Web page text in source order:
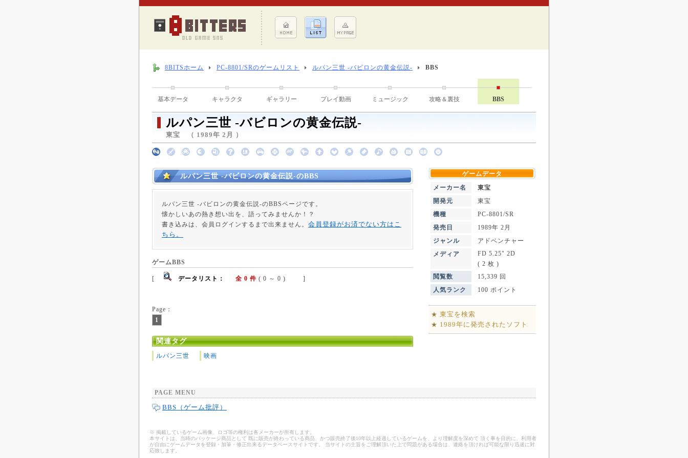
8BITSホーム PC-8801/SRのゲームリスト ルパン三世 -バビロンの黄金伝説- BBS
基本データ キャラクタ ギャラリー プレイ動画 ミュージック 攻略＆裏技 BBS
ルパン三世 -バビロンの黄金伝説-
東宝 （ 1989年 2月 ）
ルパン三世 -バビロンの黄金伝説-のBBS
ルパン三世 -バビロンの黄金伝説-のBBSページです。
懐かしいあの熱き想い出を、語ってみませんか！？
書き込みは、会員ログインするまで出来ません。 会員登録がお済でない方はこ
ちら。
ゲームBBS
[ データリスト： 全 0 件 ( 0 ～ 0 ) ]
Page：
1
関連タグ
ルパン三世 映画
ゲームデータ
メーカー名
東宝
開発元
東宝
機種
PC-8801/SR
発売日
1989年 2月
ジャンル
アドベンチャー
メディア
FD 5.25" 2D
( 2 枚 )
閲覧数
15,339 回
人気ランク
100 ポイント
★ 東宝を検索
★ 1989年に発売されたソフト
PAGE MENU
BBS（ゲーム批評）
※ 掲載しているゲーム画像、ロゴ等の権利は各メーカーが所有します。
本サイトは、当時のパッケージ商品として 既に販売が終わっている商品、かつ販売終了後10年以上経過しているゲームを、より理解度を深めて 頂く事を目的に、利用者
が自由にゲームデータを登録・加筆・修正出来るデータベースサイトです。 当サイトの主旨をご理解頂いた上で問題がある場合は、連絡を頂ければ可能な限り迅速に対
応致します。